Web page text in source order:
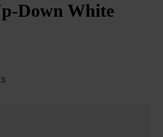
Down White